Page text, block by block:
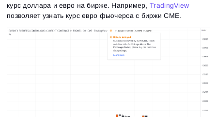
курс доллара и евро на бирже. Например,TradingView
позволяет узнать курс евро фьючерса с биржи CME.